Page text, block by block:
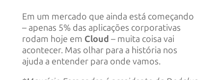
Em um mercado que ainda está começando
– apenas 5% das aplicações corporativas
rodam hoje em Cloud – muita coisa vai
acontecer. Mas olhar para a história nos
ajuda a entender para onde vamos.